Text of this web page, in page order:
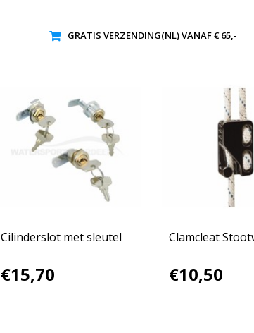
GRATIS VERZENDING(NL) VANAF € 65,-
Cilinderslot met sleutel
€15,70
Clamcleat
€10,50